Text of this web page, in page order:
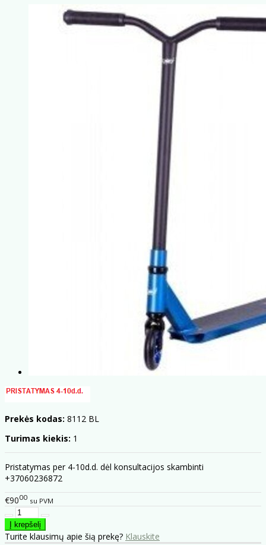
Prekės kodas: 8112 BL
Turimas kiekis: 1
Pristatymas per 4-10d.d. dėl konsultacijos skambinti
+37060236872
€9000 su PVM
Turite klausimų apie šią prekę? Klauskite